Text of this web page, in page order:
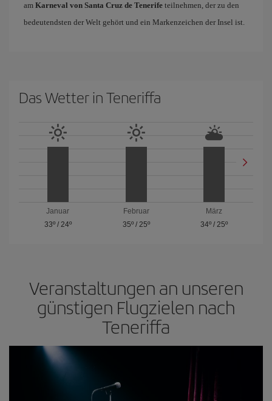
am Karneval von Santa Cruz de Tenerife teilnehmen, der zu den
bedeutendsten der Welt gehört und ein Markenzeichen der Insel ist.
Das Wetter in Teneriffa
Januar
33º/ 24º
Februar
35º/ 25º
März
34º /25º
Veranstaltungen an unseren
günstigen Flugzielen nach
Teneriffa